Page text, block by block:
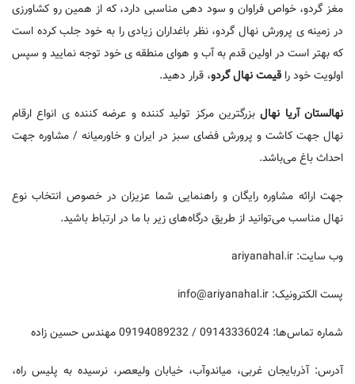
مغز گردو، خواص فراوان و سود دهی مناسبی دارد، که از همین رو کشاورزی
در زمینه ی پرورش نهال گردو، نظر باغداران زیادی را به خود جلب کرده است
که بهتر است در اولین قدم به آب و هوای منطقه ی خود توجه نمایید و سپس
اولویت خود را قیمت نهال گردو، قرار دهید.
نهالستان آریا نهال بزرگترین مرکز تولید کننده و عرضه کننده ی انواع ارقام
نهال جهت کاشت و پرورش فضای سبز در ایران و خاورمیانه / مشاوره جهت
احداث باغ می‌باشد.
جهت ارائه مشاوره رایگان و راهنمایی شما عزیزان در خصوص انتخاب نوع
نهال مناسب می‌توانید از طریق درگاه‌های زیر با ما در ارتباط باشید.
وب سایت: ariyanahal.ir
پست الکترونیک: info@ariyanahal.ir
شماره تماس‌ها: 09143336024 / 09194089232 مهندس حسین زاده
آدرس: آذربایجان غربی، میاندوآب، خیابان ولیعصر، نرسیده به پلیس راه،